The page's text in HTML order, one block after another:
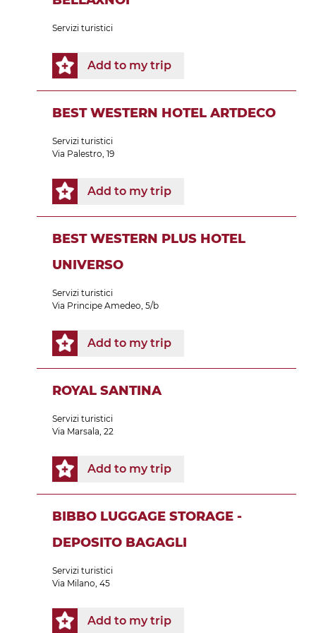
Servizi turistici
Add to my trip
BEST WESTERN HOTEL ARTDECO
Servizi turistici
Via Palestro, 19
Add to my trip
BEST WESTERN PLUS HOTEL
UNIVERSO
Servizi turistici
Via Principe Amedeo, 5/b
Add to my trip
ROYAL SANTINA
Servizi turistici
Via Marsala, 22
Add to my trip
BIBBO LUGGAGE STORAGE -
DEPOSITO BAGAGLI
Servizi turistici
Via Milano, 45
Add to my trip